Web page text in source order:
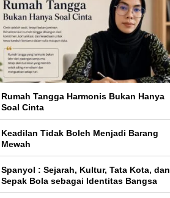
Rumah Tangga Harmonis Bukan Hanya
Soal Cinta
Keadilan Tidak Boleh Menjadi Barang
Mewah
Spanyol : Sejarah, Kultur, Tata Kota, dan
Sepak Bola sebagai Identitas Bangsa